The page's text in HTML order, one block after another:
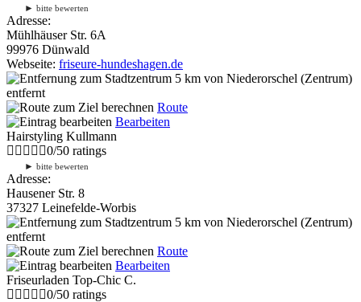
► bitte bewerten
Adresse:
Mühlhäuser Str. 6A
99976 Dünwald
Webseite: friseure-hundeshagen.de
5 km von Niederorschel (Zentrum)
entfernt
Route
Bearbeiten
Hairstyling Kullmann
0/50 ratings
► bitte bewerten
Adresse:
Hausener Str. 8
37327 Leinefelde-Worbis
5 km von Niederorschel (Zentrum)
entfernt
Route
Bearbeiten
Friseurladen Top-Chic C.
0/50 ratings